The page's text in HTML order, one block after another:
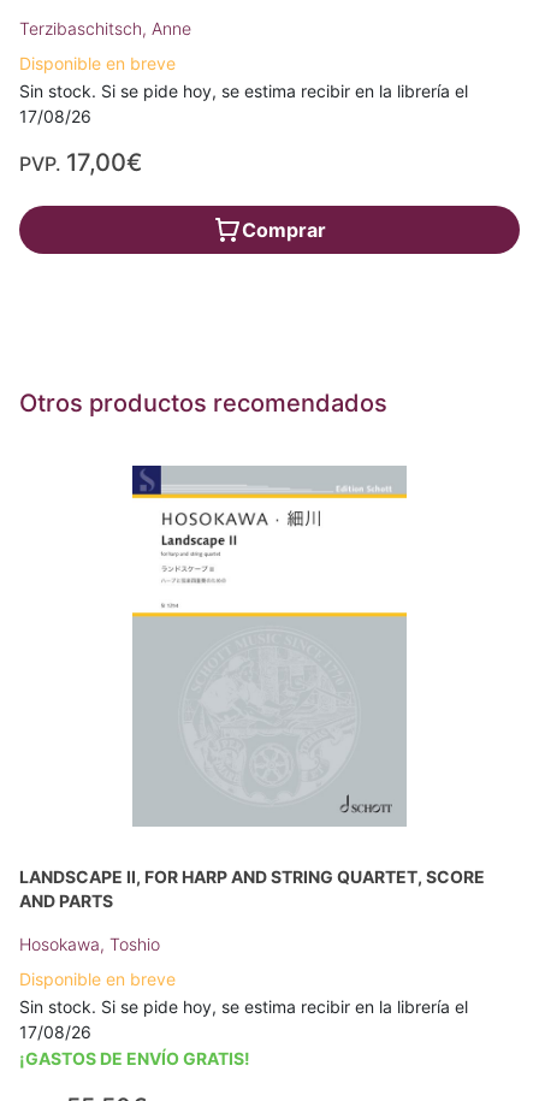
Terzibaschitsch, Anne
Disponible en breve
Sin stock. Si se pide hoy, se estima recibir en la librería el
17/08/26
PVP. 17,00€
Comprar
Otros productos recomendados
LANDSCAPE II, FOR HARP AND STRING QUARTET, SCORE
AND PARTS
Hosokawa, Toshio
Disponible en breve
Sin stock. Si se pide hoy, se estima recibir en la librería el
17/08/26
¡GASTOS DE ENVÍO GRATIS!